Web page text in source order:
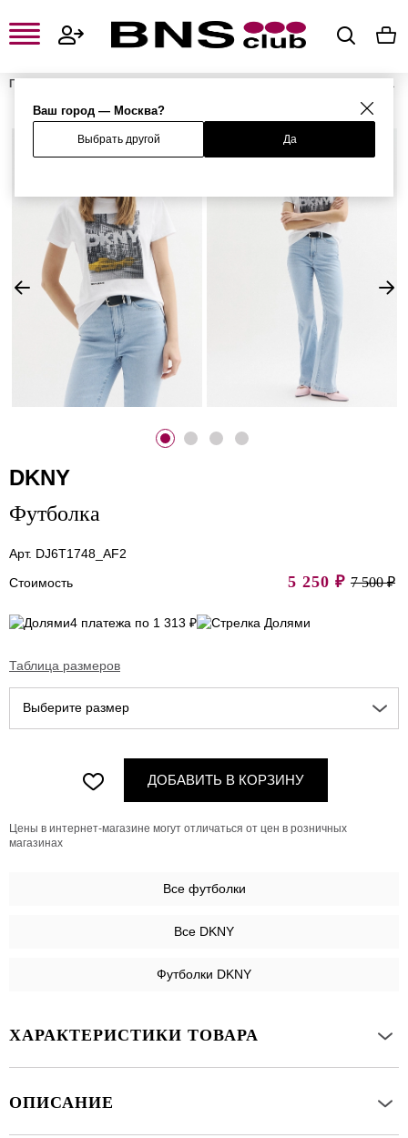
Ваш город — Москва?
Выбрать другой Да
Главная
Женская одежда
%
DKNY
Футболка
Арт. DJ6T1748_AF2
Стоимость
5 250 ₽ 7 500 ₽
4 платежа по 1 313 ₽
Таблица размеров
Выберите размер
ДОБАВИТЬ В КОРЗИНУ
Цены в интернет-магазине могут отличаться от цен в розничных
магазинах
Все футболки
Все DKNY
Футболки DKNY
ХАРАКТЕРИСТИКИ ТОВАРА
ОПИСАНИЕ